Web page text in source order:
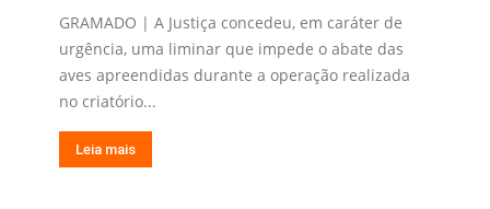
GRAMADO | A Justiça concedeu, em caráter de
urgência, uma liminar que impede o abate das
aves apreendidas durante a operação realizada
no criatório...
Leia mais